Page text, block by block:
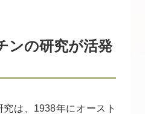
ンの研究が活発
は、1938年にオースト